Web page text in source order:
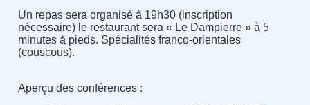
Un repas sera organisé à 19h30 (inscription
nécessaire) le restaurant sera « Le Dampierre » à 5
minutes à pieds. Spécialités franco-orientales
(couscous).